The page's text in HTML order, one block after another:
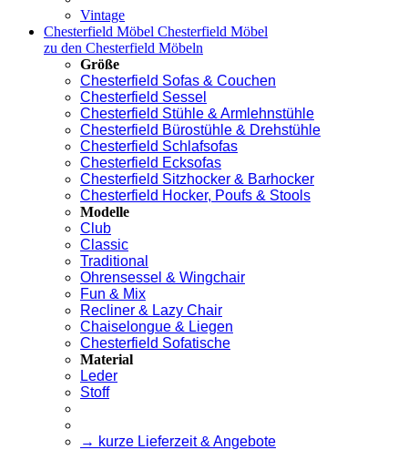
Vintage
Chesterfield Möbel Chesterfield Möbel
zu den Chesterfield Möbeln
Größe
Chesterfield Sofas & Couchen
Chesterfield Sessel
Chesterfield Stühle & Armlehnstühle
Chesterfield Bürostühle & Drehstühle
Chesterfield Schlafsofas
Chesterfield Ecksofas
Chesterfield Sitzhocker & Barhocker
Chesterfield Hocker, Poufs & Stools
Modelle
Club
Classic
Traditional
Ohrensessel & Wingchair
Fun & Mix
Recliner & Lazy Chair
Chaiselongue & Liegen
Chesterfield Sofatische
Material
Leder
Stoff
→ kurze Lieferzeit & Angebote